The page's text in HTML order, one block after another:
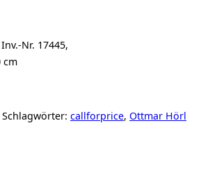
Nr. 17445,
cm
Schlagwörter: callforprice, Ottmar Hörl